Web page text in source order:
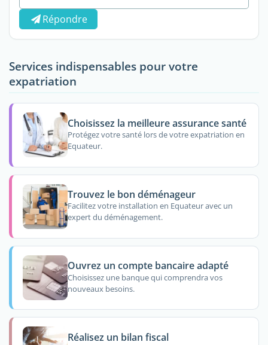
Répondre
Services indispensables pour votre
expatriation
Choisissez la meilleure assurance santé
Protégez votre santé lors de votre expatriation en
Equateur.
Trouvez le bon déménageur
Facilitez votre installation en Equateur avec un
expert du déménagement.
Ouvrez un compte bancaire adapté
Choisissez une banque qui comprendra vos
nouveaux besoins.
Réalisez un bilan fiscal